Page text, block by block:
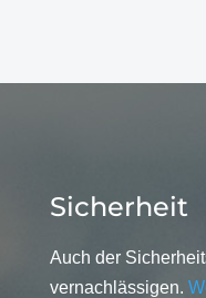
Sicherheit
Auch der
vernachlässigen.